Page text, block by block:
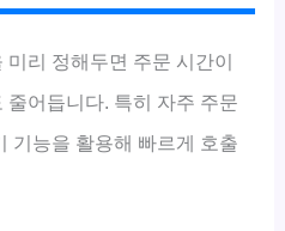
리 정해두면 주문 시간이
어듭니다. 특히 자주 주문
기능을 활용해 빠르게 호출